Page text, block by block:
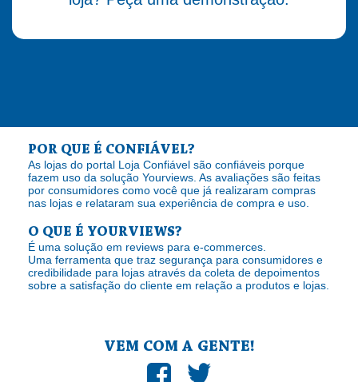
POR QUE É CONFIÁVEL?
As lojas do portal Loja Confiável são confiáveis porque
fazem uso da solução Yourviews. As avaliações são feitas
por consumidores como você que já realizaram compras
nas lojas e relataram sua experiência de compra e uso.
O QUE É YOURVIEWS?
É uma solução em reviews para e-commerces.
Uma ferramenta que traz segurança para consumidores e
credibilidade para lojas através da coleta de depoimentos
sobre a satisfação do cliente em relação a produtos e lojas.
VEM COM A GENTE!